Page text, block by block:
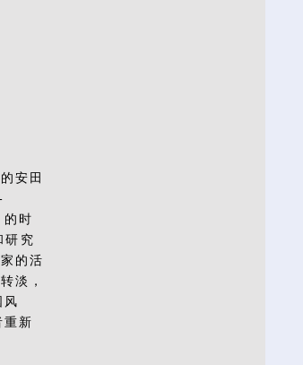
安田
时
研究
的活
淡，
风
重新